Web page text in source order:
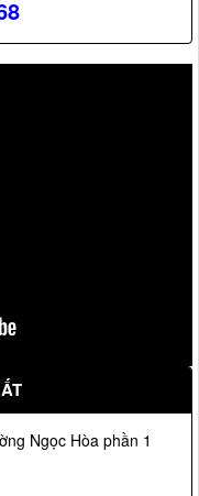
Ngọc Hòa phần 1